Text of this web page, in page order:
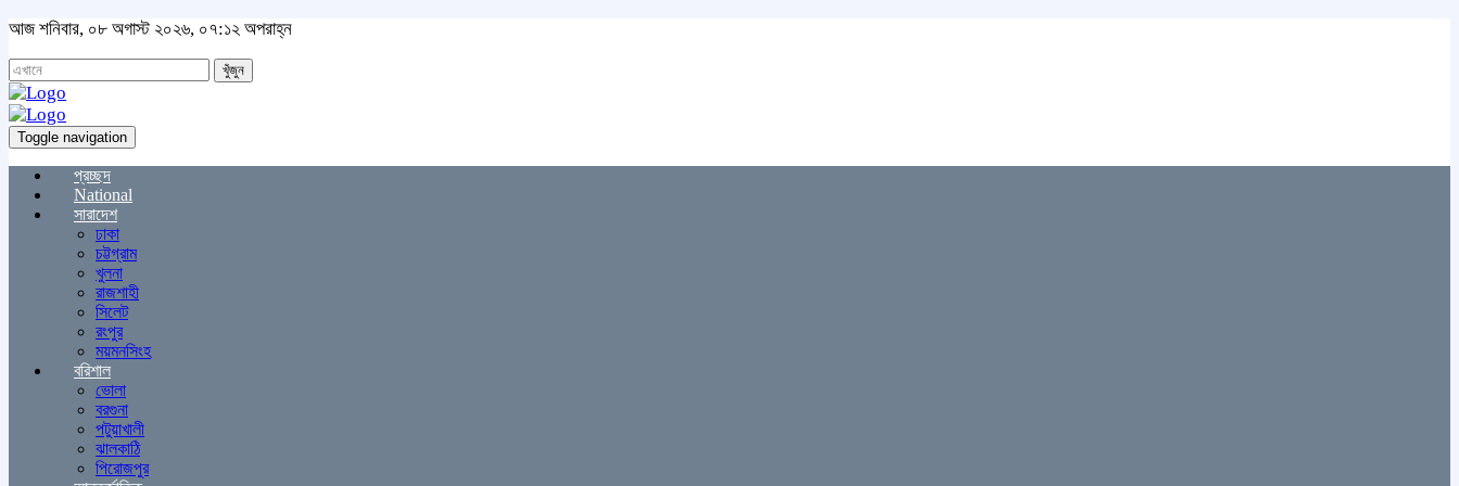
আজ শনিবার, ০৮ অগাস্ট ২০২৬, ০৭:১২ অপরাহ্ন
খুঁজুন
Toggle navigation
প্রচ্ছদ
National
সারাদেশ
ঢাকা
চট্টগ্রাম
খুলনা
রাজশাহী
সিলেট
রংপুর
ময়মনসিংহ
বরিশাল
ভোলা
বরগুনা
পটুয়াখালী
ঝালকাঠি
পিরোজপুর